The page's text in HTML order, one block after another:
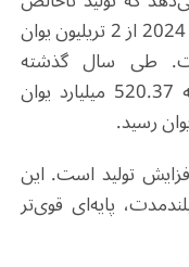
2024از2تریلیون یوان
طی سال گذشته
520.37 میلیارد یوان
رسید.
تولید است. این
پایه‌ای قوی‌تر